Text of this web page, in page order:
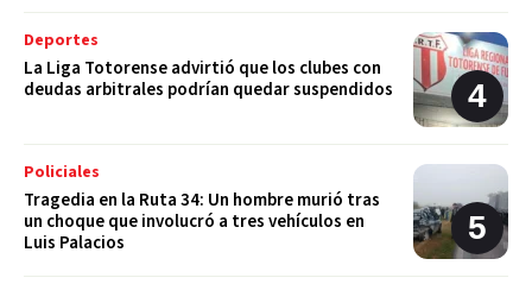
Deportes
La Liga Totorense advirtió que los clubes con
deudas arbitrales podrían quedar suspendidos
Policiales
Tragedia en la Ruta 34: Un hombre murió tras
un choque que involucró a tres vehículos en
Luis Palacios